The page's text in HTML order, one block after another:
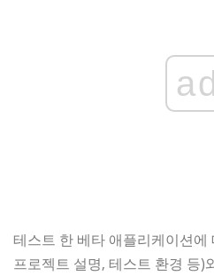
테스트 한 베타 애플리케이션에
프로젝트 설명, 테스트 환경 등)